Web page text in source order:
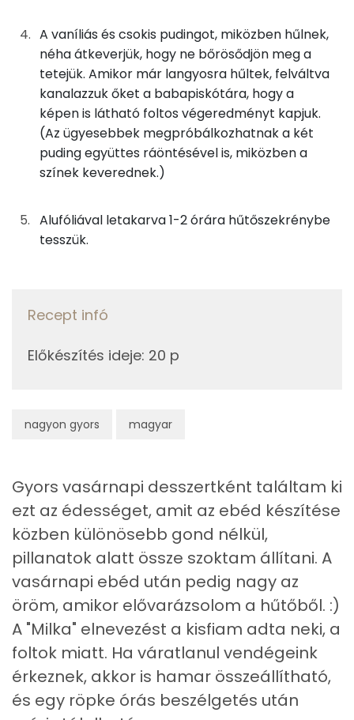
nagyon gyors magyar
20g tej 11 kcal
Összesen 502 kcal
Magnézium
TOP vitaminok
Kolin:
Riboflavin - B2 vitamin:
B6 vitamin:
Fehérje
Összesen
Összesen
Egyszeresen telítetlen zsírsav:
0 g
Többszörösen telítetlen zsírsav
Koleszterin
0 mg
Ásványi anyagok
Összesen
485.2 g
Cink
0 mg
A vaníliás és csokis pudingot, miközben hűlnek,
néha átkeverjük, hogy ne bőrösődjön meg a
tetejük. Amikor már langyosra hűltek, felváltva
kanalazzuk őket a babapiskótára, hogy a
képen is látható foltos végeredményt kapjuk.
(Az ügyesebbek megpróbálkozhatnak a két
puding együttes ráöntésével is, miközben a
színek keverednek.)
Alufóliával letakarva 1-2 órára hűtőszekrénybe
tesszük.
Recept infó
Előkészítés ideje: 20 p
Gyors vasárnapi desszertként találtam ki
ezt az édességet, amit az ebéd készítése
közben különösebb gond nélkül,
pillanatok alatt össze szoktam állítani. A
vasárnapi ebéd után pedig nagy az
öröm, amikor elővarázsolom a hűtőből. :)
A "Milka" elnevezést a kisfiam adta neki, a
foltok miatt. Ha váratlanul vendégeink
érkeznek, akkor is hamar összeállítható,
és egy röpke órás beszélgetés után